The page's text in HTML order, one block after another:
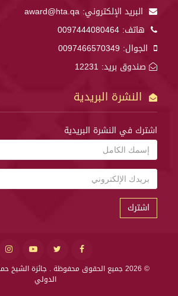
البريد الإلكتروني: award@hta.qa
هاتف: 0097444080464
الجوال: 0097466570349
صندوق بريد: 12231
النشرة البريدية
اشترك في النشرة البريدية
اشترك
© 2026 جميع الحقوق محفوظة .
جائزة الشيخ
الدولي